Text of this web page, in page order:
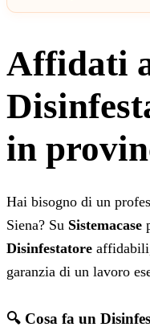
Affidati
in
Hai bisogno di un
Siena? Su Sistemacase
Disinfestatore
garanzia di un lavoro
🔍 Cosa fa un